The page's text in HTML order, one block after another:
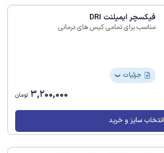
فیکسچر ایمپلنت DRI
مناسب برای تمامی کیس های درمانی
جزئیات ❯
3,200,000 تومان
انتخاب سایز و خرید